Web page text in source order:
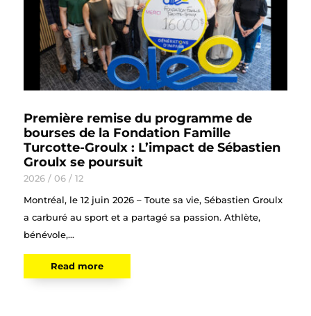
Première remise du programme de
bourses de la Fondation Famille
Turcotte-Groulx : L’impact de Sébastien
Groulx se poursuit
2026 / 06 / 12
Montréal, le 12 juin 2026 – Toute sa vie, Sébastien Groulx
a carburé au sport et a partagé sa passion. Athlète,
bénévole,...
Read more